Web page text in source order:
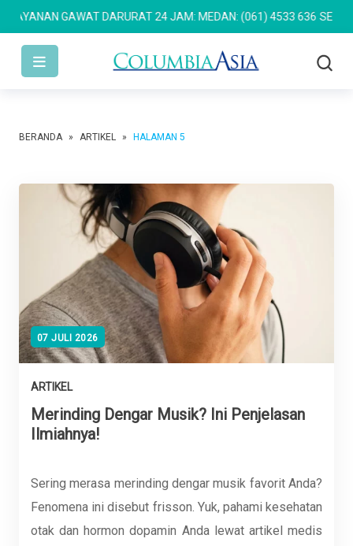
GAWAT DARURAT 24 JAM: MEDAN: (061) 4533 636 SEMARANG:
BERANDA » ARTIKEL » HALAMAN 5
07 JULI 2026
ARTIKEL
Merinding Dengar Musik? Ini Penjelasan
Ilmiahnya!
Sering merasa merinding dengar musik favorit Anda?
Fenomena ini disebut frisson. Yuk, pahami kesehatan
otak dan hormon dopamin Anda lewat artikel medis